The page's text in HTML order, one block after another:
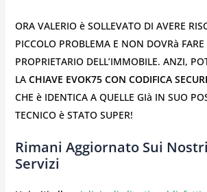
ORA VALERIO è SOLLEVATO DI AVERE
PICCOLO PROBLEMA E NON DOVRà FARE
PROPRIETARIO DELL’IMMOBILE. ANZI,
LA CHIAVE EVOK75 CON CODIFICA
CHE è IDENTICA A QUELLE GIà IN SUO
TECNICO è STATO SUPER!
Rimani Aggiornato Sui
Servizi